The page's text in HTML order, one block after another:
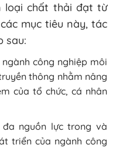
loại chất thải đạt từ
mục tiêu này, tác
sau:
công nghiệp môi
thông nhằm nâng
của tổ chức, cá nhân
nguồn lực trong và
triển của ngành công